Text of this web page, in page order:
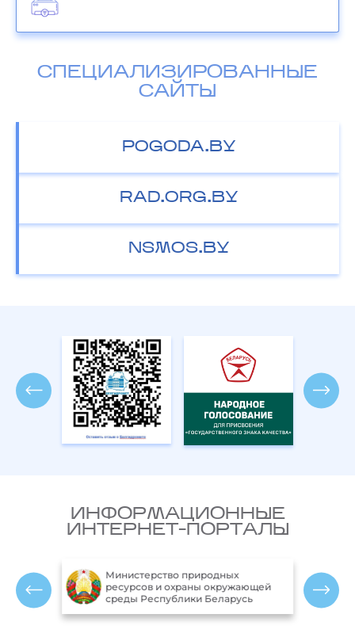
СПЕЦИАЛИЗИРОВАННЫЕ
САЙТЫ
POGODA.BY
RAD.ORG.BY
NSMOS.BY
ИНФОРМАЦИОННЫЕ
ИНТЕРНЕТ-ПОРТАЛЫ
Министерство природных
ресурсов и охраны окружающей
среды Республики Беларусь